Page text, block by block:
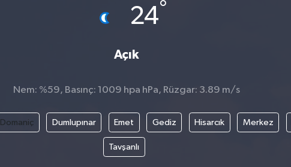
24°
Açık
Nem: %59, Basınç: 1009 hpa hPa, Rüzgar: 3.89 m/s
Domaniç Dumlupınar Emet Gediz Hisarcık Merkez
Tavşanlı